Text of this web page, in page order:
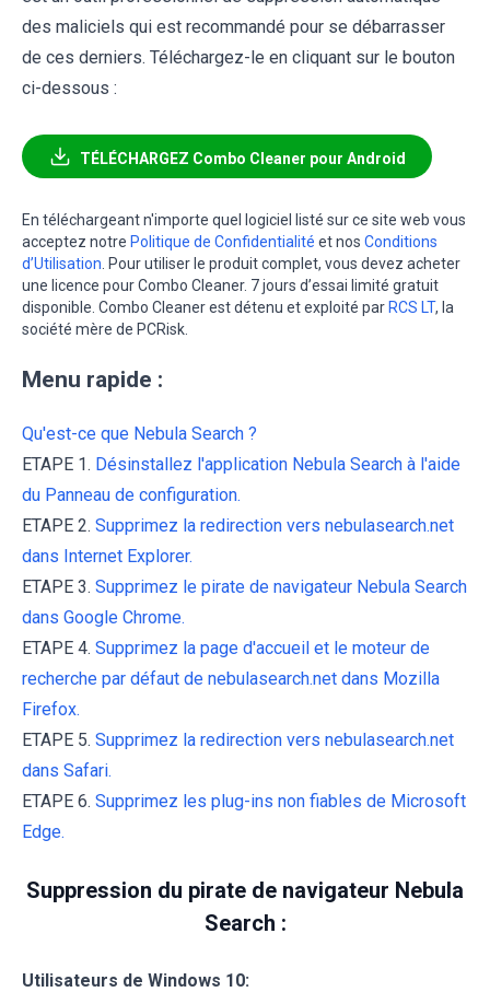
des maliciels qui est recommandé pour se débarrasser
de ces derniers. Téléchargez-le en cliquant sur le bouton
ci-dessous :
TÉLÉCHARGEZ Combo Cleaner pour Android
En téléchargeant n'importe quel logiciel listé sur ce site web vous
acceptez notre Politique de Confidentialité et nos Conditions
d’Utilisation . Pour utiliser le produit complet, vous devez acheter
une licence pour Combo Cleaner. 7 jours d’essai limité gratuit
disponible. Combo Cleaner est détenu et exploité parRCS LT, la
société mère de PCRisk.
Menu rapide :
Qu'est-ce que Nebula Search ?
ETAPE 1. Désinstallez l'application Nebula Search à l'aide
du Panneau de configuration.
ETAPE 2. Supprimez la redirection vers nebulasearch.net
dans Internet Explorer.
ETAPE 3. Supprimez le pirate de navigateur Nebula Search
dans Google Chrome.
ETAPE 4. Supprimez la page d'accueil et le moteur de
recherche par défaut de nebulasearch.net dans Mozilla
Firefox.
ETAPE 5. Supprimez la redirection vers nebulasearch.net
dans Safari.
ETAPE 6. Supprimez les plug-ins non fiables de Microsoft
Edge.
Suppression du pirate de navigateur Nebula
Search :
Utilisateurs de Windows 10: